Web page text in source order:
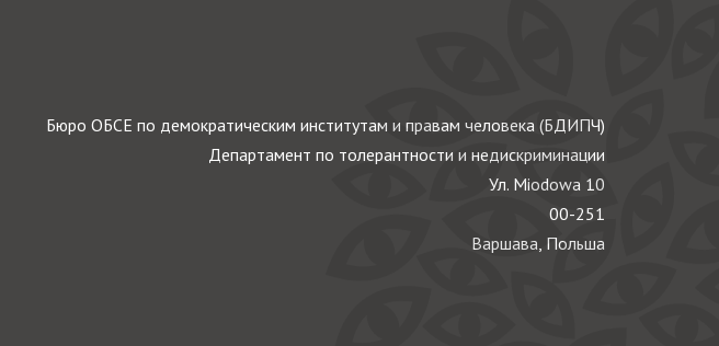
Бюро ОБСЕ по демократическим институтам и правам человека (БДИПЧ)
Департамент по толерантности и недискриминации
Ул. Miodowa 10
00-251
Варшава, Польша